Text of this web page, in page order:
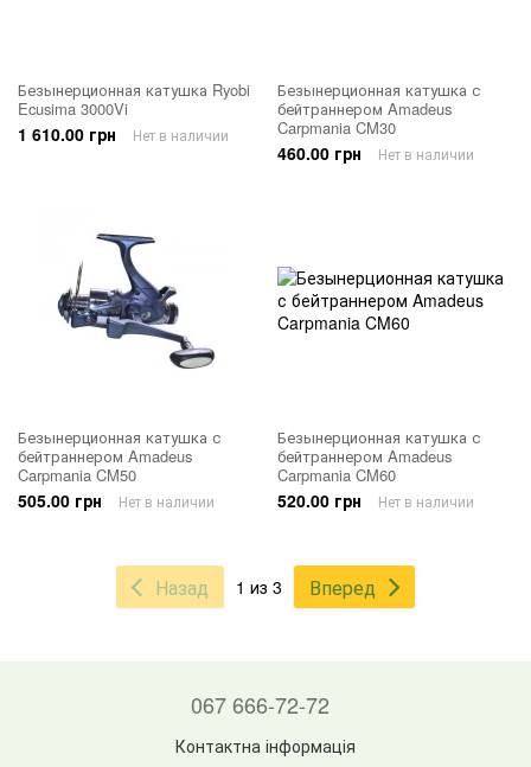
Безынерционная катушка Ryobi
Ecusima 3000Vi
1 610.00 грн Нет в наличии
Безынерционная катушка с
бейтраннером Amadeus
Carpmania CM30
460.00 грн Нет в наличии
Безынерционная катушка с
бейтраннером Amadeus
Carpmania CM50
505.00 грн Нет в наличии
Безынерционная катушка с
бейтраннером Amadeus
Carpmania CM60
520.00 грн Нет в наличии
Назад 1 из 3 Вперед
067 666-72-72
Контактна інформація